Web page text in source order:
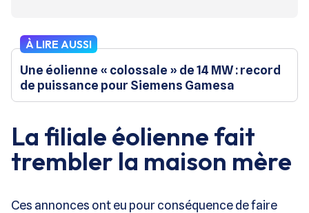
À LIRE AUSSI
Une éolienne « colossale » de 14 MW : record
de puissance pour Siemens Gamesa
La filiale éolienne fait
trembler la maison mère
Ces annonces ont eu pour conséquence de faire